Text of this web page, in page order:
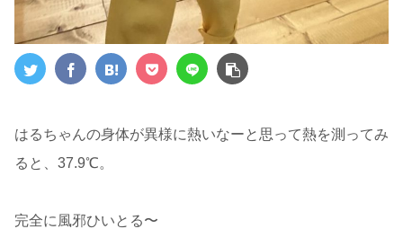
はるちゃんの身体が異様に熱いなーと思って熱を測ってみ
ると、37.9℃。
完全に風邪ひいとる〜